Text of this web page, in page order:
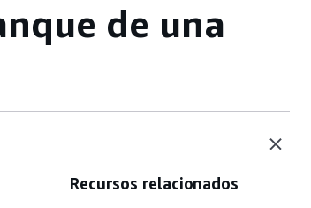
de una
Recursos relacionados